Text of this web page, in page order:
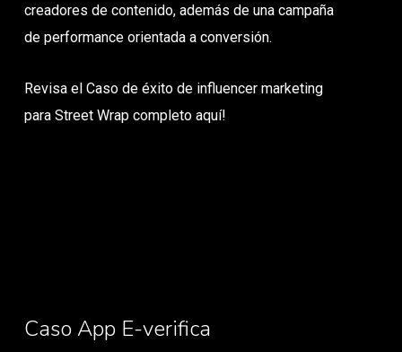
creadores de contenido, además de una campaña
de performance orientada a conversión.
Revisa el Caso de éxito de influencer marketing
para Street Wrap completo aquí!
Caso App E-verifica